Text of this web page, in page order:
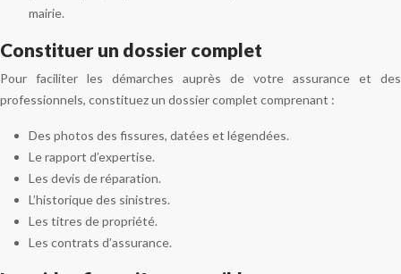
mairie.
Constituer un dossier complet
Pour faciliter les démarches auprès de votre assurance et des
professionnels, constituez un dossier complet comprenant :
Des photos des fissures, datées et légendées.
Le rapport d’expertise.
Les devis de réparation.
L’historique des sinistres.
Les titres de propriété.
Les contrats d’assurance.